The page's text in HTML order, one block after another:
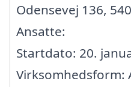
Odensevej 136,
Ansatte:
Startdato: 20.
Virksomhedsform: